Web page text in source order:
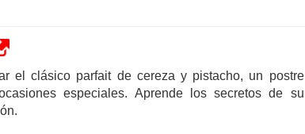
el clásico parfait de cereza y pistacho, un postre
especiales. Aprende los secretos de su